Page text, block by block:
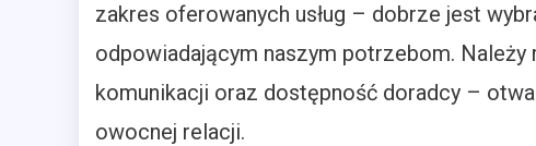
zakres oferowanych usług – dobrze jest
odpowiadającym naszym potrzebom.
komunikacji oraz dostępność doradcy –
owocnej relacji.